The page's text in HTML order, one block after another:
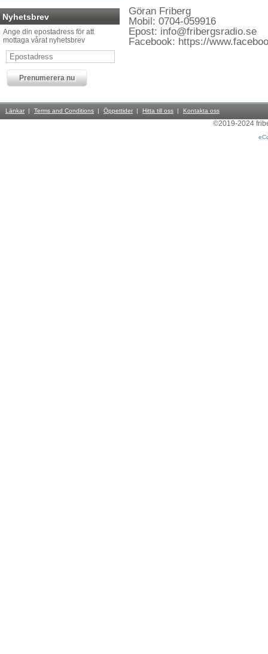
Nyhetsbrev
Ange din epostadress för att
mottaga vårat nyhetsbrev
Göran Friberg
Mobil: 0704-059916
Epost: info@fribergsradio.se
Facebook: https://
Länkar Terms and Conditions Öppettider Hitta till oss Kontakta oss
©2019-2024